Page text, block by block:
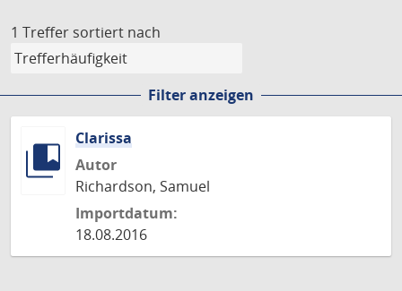
1 Treffer sortiert nach
Filter anzeigen
Clarissa
Autor
Richardson, Samuel
Importdatum:
18.08.2016